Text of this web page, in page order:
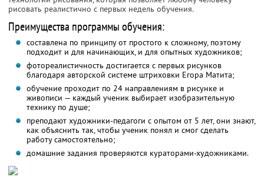
рисовать реалистично с первых недель обучения.
Преимущества программы обучения:
составлена по принципу от простого к сложному, поэтому
подходит и для начинающих, и для опытных художников;
фотореалистичность достигается с первых рисунков
благодаря авторской системе штриховки Егора Матита;
обучение проходит по 24 направлениям в рисунке и
живописи — каждый ученик выбирает изобразительную
технику по душе;
преподают художники-педагоги с опытом от 5 лет, они знают,
как объяснить так, чтобы ученик понял и смог сделать
работу самостоятельно;
домашние задания проверяются кураторами-художниками.